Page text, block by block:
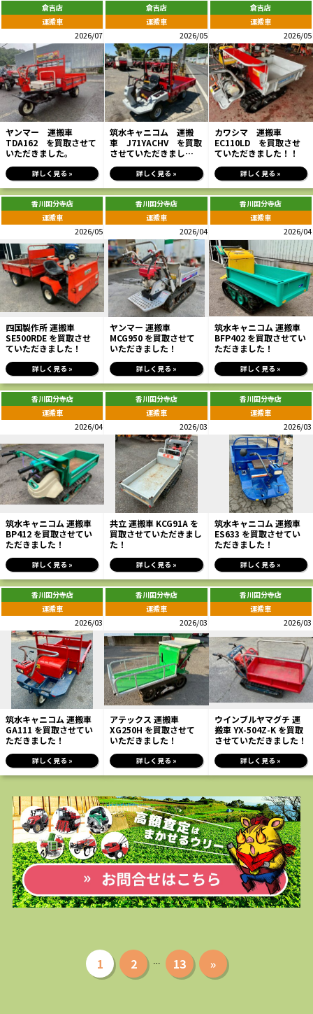
倉吉店
運搬車
2026/07
ヤンマー 運搬車
TDA162 を買取させて
いただきました。
詳しく見る »
倉吉店
運搬車
2026/05
筑水キャニコム 運搬
車 J71YACHV を買取
させていただきまし
詳しく見る »
倉吉店
運搬車
2026/05
カワシマ 運搬車
EC110LD を買取させ
ていただきました！！
詳しく見る »
香川国分寺店
運搬車
2026/05
四国製作所 運搬車
SE500RDE を買取させ
ていただきました！
詳しく見る »
香川国分寺店
運搬車
2026/04
ヤンマー 運搬車
MCG950 を買取させて
いただきました！
詳しく見る »
香川国分寺店
運搬車
2026/04
筑水キャニコム 運搬車
BFP402 を買取させてい
ただきました！
詳しく見る »
香川国分寺店
運搬車
2026/04
筑水キャニコム 運搬車
BP412 を買取させてい
ただきました！
詳しく見る »
香川国分寺店
運搬車
2026/03
共立 運搬車 KCG91A を
買取させていただきまし
た！
詳しく見る »
香川国分寺店
運搬車
2026/03
筑水キャニコム 運搬車
ES633 を買取させてい
ただきました！
詳しく見る »
香川国分寺店
運搬車
2026/03
筑水キャニコム 運搬車
GA111 を買取させてい
ただきました！
詳しく見る »
香川国分寺店
運搬車
2026/03
アテックス 運搬車
XG250H を買取させて
いただきました！
詳しく見る »
香川国分寺店
運搬車
2026/03
ウインブルヤマグチ 運
搬車 YX-504Z-K を買取
させていただきました！
詳しく見る »
1 2 … 13 »